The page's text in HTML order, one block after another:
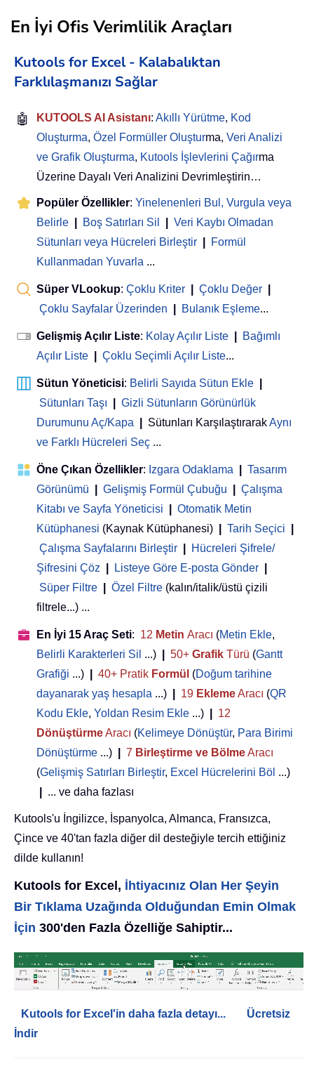
En İyi Ofis Verimlilik Araçları
Kutools for Excel - Kalabalıktan
Farklılaşmanızı Sağlar
🤖 KUTOOLS AI Asistanı: Akıllı Yürütme, Kod
Oluşturma, Özel Formüller Oluşturma, Veri Analizi
ve Grafik Oluşturma, Kutools İşlevlerini Çağırma
Üzerine Dayalı Veri Analizini Devrimleştirin…
Popüler Özellikler: Yinelenenleri Bul, Vurgula veya
Belirle
Boş Satırları Sil
Veri Kaybı Olmadan
Sütunları veya Hücreleri Birleştir
Formül
Kullanmadan Yuvarla ...
Süper VLookup: Çoklu Kriter Çoklu Değer
Çoklu Sayfalar Üzerinden
Bulanık Eşleme...
Gelişmiş Açılır Liste: Kolay Açılır Liste
Bağımlı
Açılır Liste
Çoklu Seçimli Açılır Liste...
Sütun Yöneticisi: Belirli Sayıda Sütun Ekle
Sütunları Taşı
Gizli Sütunların Görünürlük
Durumunu Aç/Kapa
Sütunları KarşılaştırarakAynı
ve Farklı Hücreleri Seç ...
Öne Çıkan Özellikler: Izgara Odaklama
Tasarım
Görünümü
Gelişmiş Formül Çubuğu
Çalışma
Kitabı ve Sayfa Yöneticisi
Otomatik Metin
Kütüphanesi (Kaynak Kütüphanesi) Tarih Seçici
Çalışma Sayfalarını Birleştir
Hücreleri Şifrele/
Şifresini Çöz
Listeye Göre E-posta Gönder
Süper Filtre
Özel Filtre (kalın/italik/üstü çizili
filtrele...) ...
En İyi 15 Araç Seti: 12 Metin Aracı (Metin Ekle,
Belirli Karakterleri Sil ...) 50+ Grafik Türü (Gantt
Grafiği ...) 40+ Pratik Formül (Doğum tarihine
dayanarak yaş hesapla ...) 19 EklemeAracı (QR
Kodu Ekle, Yoldan Resim Ekle ...)
12
DönüştürmeAracı (Kelimeye Dönüştür, Para Birimi
Dönüştürme ...) 7 Birleştirme ve BölmeAracı
(Gelişmiş Satırları Birleştir, Excel Hücrelerini Böl ...)
... ve daha fazlası
Kutools'u İngilizce, İspanyolca, Almanca, Fransızca,
Çince ve 40'tan fazla diğer dil desteğiyle tercih ettiğiniz
dilde kullanın!
Kutools for Excel, İhtiyacınız Olan Her Şeyin
Bir Tıklama Uzağında Olduğundan Emin Olmak
İçin 300'den Fazla Özelliğe Sahiptir...
Kutools for Excel'in daha fazla detayı...
Ücretsiz
İndir